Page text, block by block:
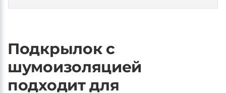
Подкрылок с
шумоизоляцией
подходит для